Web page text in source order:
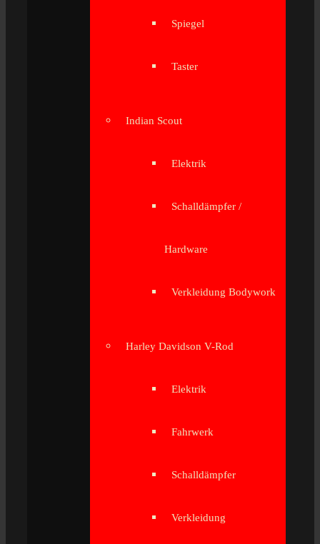
Spiegel
Taster
Indian Scout
Elektrik
Schalldämpfer /
Hardware
Verkleidung Bodywork
Harley Davidson V-Rod
Elektrik
Fahrwerk
Schalldämpfer
Verkleidung